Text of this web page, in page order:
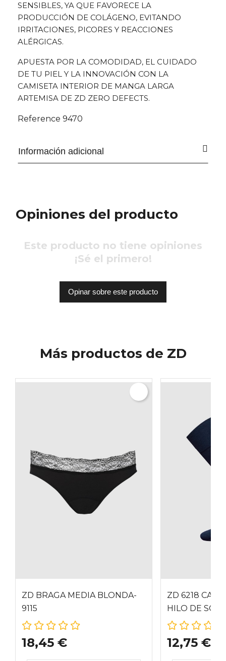
SENSIBLES, YA QUE FAVORECE LA
PRODUCCIÓN DE COLÁGENO, EVITANDO
IRRITACIONES, PICORES Y REACCIONES
ALÉRGICAS.
APUESTA POR LA COMODIDAD, EL CUIDADO
DE TU PIEL Y LA INNOVACIÓN CON LA
CAMISETA INTERIOR DE MANGA LARGA
ARTEMISA DE ZD ZERO DEFECTS.
Reference 9470
Información adicional
Opiniones del producto
Este producto no tiene opiniones
¡Sé el primero!
Opinar sobre este producto
Más productos de ZD
ZD BRAGA MEDIA BLONDA-
9115
18,45 €
ZD 6218
HILO DE SOJA
12,75 €